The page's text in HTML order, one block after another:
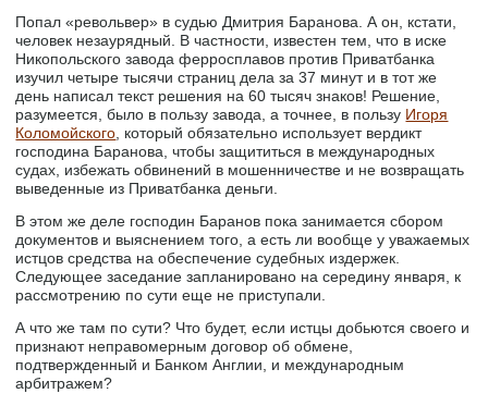
Попал «револьвер» в судью Дмитрия Баранова. А он, кстати,
человек незаурядный. В частности, известен тем, что в иске
Никопольского завода ферросплавов против Приватбанка
изучил четыре тысячи страниц дела за 37 минут и в тот же
день написал текст решения на 60 тысяч знаков! Решение,
разумеется, было в пользу завода, а точнее, в пользу Игоря
Коломойского, который обязательно использует вердикт
господина Баранова, чтобы защититься в международных
судах, избежать обвинений в мошенничестве и не возвращать
выведенные из Приватбанка деньги.
В этом же деле господин Баранов пока занимается сбором
документов и выяснением того, а есть ли вообще у уважаемых
истцов средства на обеспечение судебных издержек.
Следующее заседание запланировано на середину января, к
рассмотрению по сути еще не приступали.
А что же там по сути? Что будет, если истцы добьются своего и
признают неправомерным договор об обмене,
подтвержденный и Банком Англии, и международным
арбитражем?